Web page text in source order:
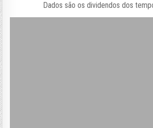
Dados são os dividendos dos